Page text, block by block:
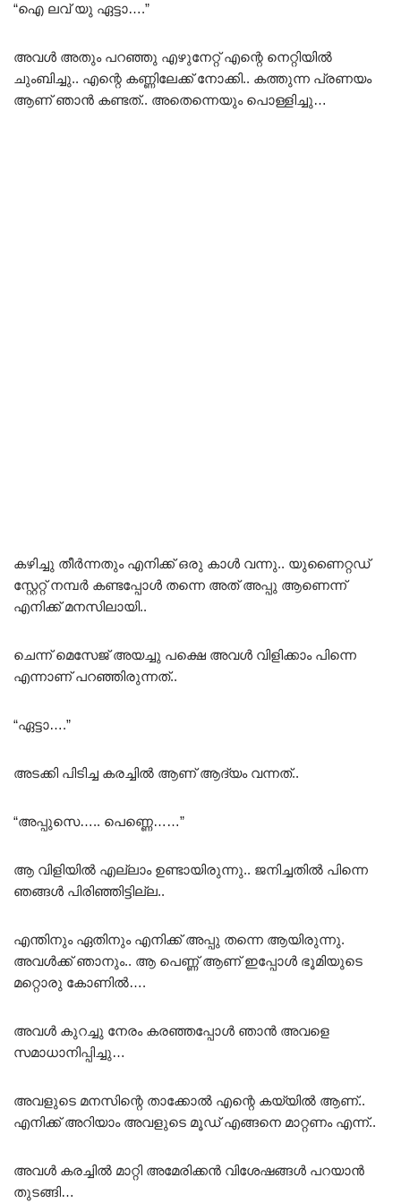
“ഐ ലവ് യു ഏട്ടാ….”
അവൾ അതും പറഞ്ഞു എഴുനേറ്റ് എന്റെ നെറ്റിയിൽ
ചുംബിച്ചു.. എന്റെ കണ്ണിലേക്ക് നോക്കി.. കത്തുന്ന പ്രണയം
ആണ് ഞാൻ കണ്ടത്‌.. അതെന്നെയും പൊള്ളിച്ചു…
കഴിച്ചു തീർന്നതും എനിക്ക് ഒരു കാൾ വന്നു.. യുണൈറ്റഡ്
സ്റ്റേറ്റ് നമ്പർ കണ്ടപ്പോൾ തന്നെ അത് അപ്പു ആണെന്ന്
എനിക്ക് മനസിലായി..
ചെന്ന് മെസേജ് അയച്ചു പക്ഷെ അവൾ വിളിക്കാം പിന്നെ
എന്നാണ് പറഞ്ഞിരുന്നത്..
“ഏട്ടാ….”
അടക്കി പിടിച്ച കരച്ചിൽ ആണ് ആദ്യം വന്നത്..
“അപ്പുസെ….. പെണ്ണെ……”
ആ വിളിയിൽ എല്ലാം ഉണ്ടായിരുന്നു.. ജനിച്ചതിൽ പിന്നെ
ഞങ്ങൾ പിരിഞ്ഞിട്ടില്ല..
എന്തിനും ഏതിനും എനിക്ക് അപ്പു തന്നെ ആയിരുന്നു.
അവൾക്ക് ഞാനും.. ആ പെണ്ണ് ആണ് ഇപ്പോൾ ഭൂമിയുടെ
മറ്റൊരു കോണിൽ….
അവൾ കുറച്ചു നേരം കരഞ്ഞപ്പോൾ ഞാൻ അവളെ
സമാധാനിപ്പിച്ചു…
അവളുടെ മനസിന്റെ താക്കോൽ എന്റെ കയ്യിൽ ആണ്..
എനിക്ക് അറിയാം അവളുടെ മൂഡ് എങ്ങനെ മാറ്റണം എന്ന്..
അവൾ കരച്ചിൽ മാറ്റി അമേരിക്കൻ വിശേഷങ്ങൾ പറയാൻ
തുടങ്ങി…